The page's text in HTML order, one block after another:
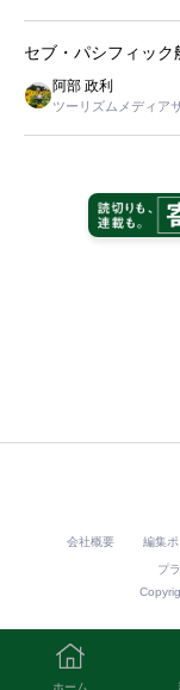
ホーム
セブ・パシフィッ
阿部 政利
ツーリズムメディア
会社概要 編集
プ